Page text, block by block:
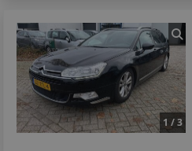
1 / 3